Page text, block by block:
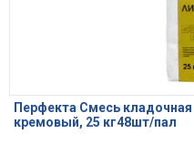
Перфекта Смесь
кремовый, 25 кг48шт/пал